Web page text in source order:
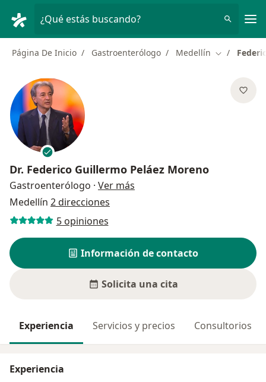
¿Qué estás buscando?
Página De Inicio Gastroenterólogo Medellín Cambiar de
Dr. Federico Guillermo Peláez Moreno
Gastroenterólogo · Ver más
Medellín 2 direcciones
5 opiniones
Información de contacto
Solicita una cita
Experiencia Servicios y precios Consultorios
Experiencia